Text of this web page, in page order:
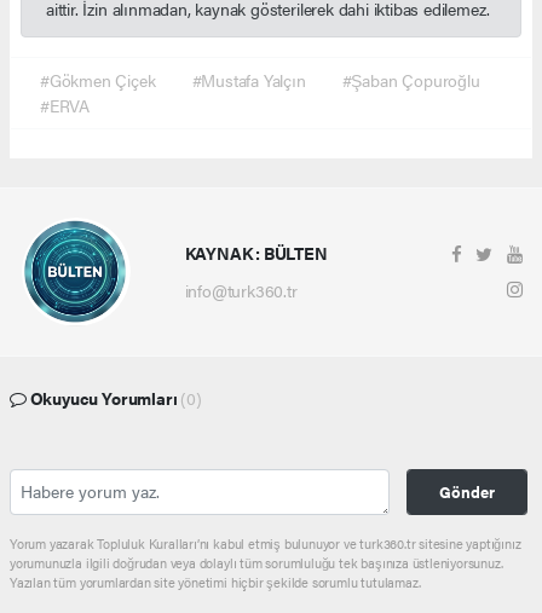
aittir. İzin alınmadan, kaynak gösterilerek dahi iktibas edilemez.
#Gökmen Çiçek #Mustafa Yalçın
#Şaban Çopuroğlu
#ERVA
KAYNAK : BÜLTEN
info@turk360.tr
Okuyucu Yorumları (0)
Gönder
Yorum yazarak Topluluk Kuralları’nı kabul etmiş bulunuyor ve turk360.tr sitesine yaptığınız
yorumunuzla ilgili doğrudan veya dolaylı tüm sorumluluğu tek başınıza üstleniyorsunuz.
Yazılan tüm yorumlardan site yönetimi hiçbir şekilde sorumlu tutulamaz.